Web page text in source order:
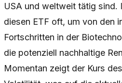
USA und weltweit tätig sind.
diesen ETF oft, um von den
Fortschritten in der
die potenziell nachhaltige
Momentan zeigt der Kurs